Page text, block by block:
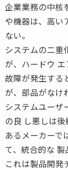
企業業務の中核
や機器は、高い
ない。
システムの二重
が、ハードウ エ
故障が発生する
が、部品がなけ
システムユーザ
の良 し悪しは後
あるメーカーで
て、統合的な 製
これは製品開発